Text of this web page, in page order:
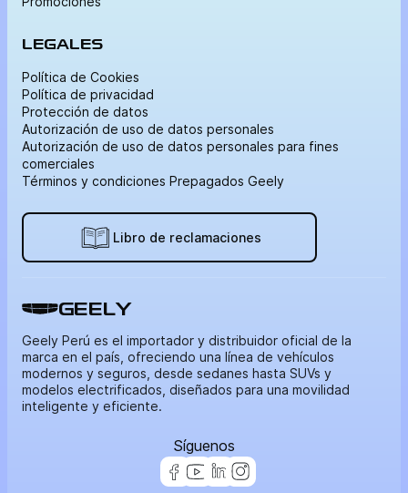
LEGALES
Política de Cookies
Política de privacidad
Protección de datos
Autorización de uso de datos personales
Autorización de uso de datos personales para fines
comerciales
Términos y condiciones Prepagados Geely
Libro de reclamaciones
GEELY
Geely Perú es el importador y distribuidor oficial de la
marca en el país, ofreciendo una línea de vehículos
modernos y seguros, desde sedanes hasta SUVs y
modelos electrificados, diseñados para una movilidad
inteligente y eficiente.
Síguenos